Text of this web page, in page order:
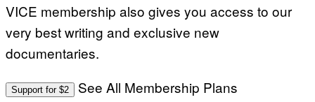
VICE membership also gives you access to our
very best writing and exclusive new
documentaries.
Support for $2 See All Membership Plans